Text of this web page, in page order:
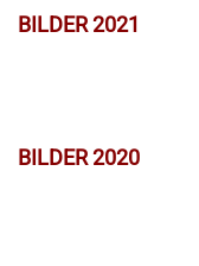
BILDER 2021
BILDER 2020